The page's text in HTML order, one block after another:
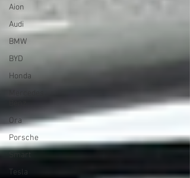
Aion
Audi
BMW
BYD
Honda
Ora
Porsche
Smart
Tesla